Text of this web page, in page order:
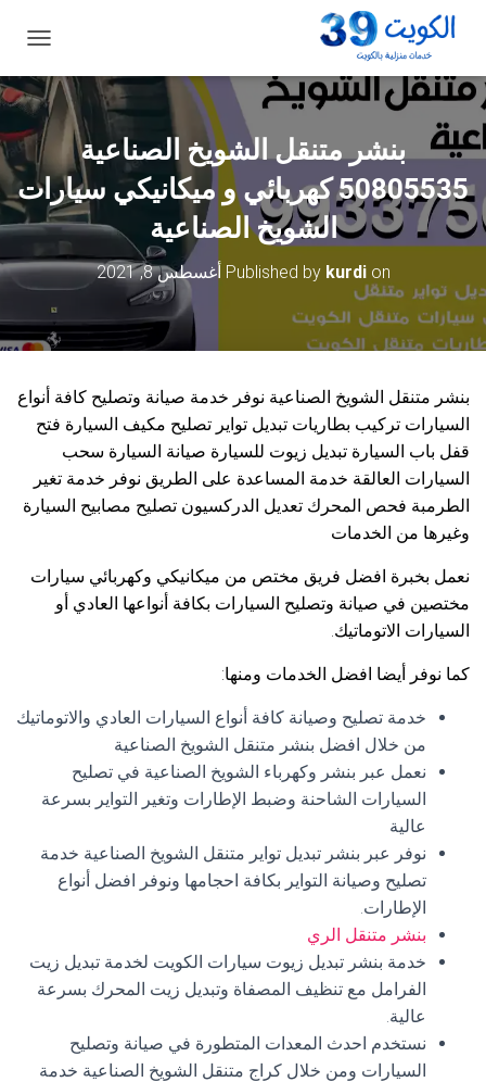
ب
د
ي
ل
ا
ت
ن
ل
بنشر متنقل الشويخ الصناعية
50805535‬ كهربائي و ميكانيكي سيارات
الشويخ الصناعية
Published by kurdion أغسطس 8, 2021
بنشر متنقل الشويخ الصناعية نوفر خدمة صيانة وتصليح كافة أنواع
السيارات تركيب بطاريات تبديل تواير تصليح مكيف السيارة فتح
قفل باب السيارة تبديل زيوت للسيارة صيانة السيارة سحب
السيارات العالقة خدمة المساعدة على الطريق نوفر خدمة تغير
الطرمبة فحص المحرك تعديل الدركسيون تصليح مصابيح السيارة
وغيرها من الخدمات
نعمل بخبرة افضل فريق مختص من ميكانيكي وكهربائي سيارات
مختصين في صيانة وتصليح السيارات بكافة أنواعها العادي أو
السيارات الاتوماتيك.
كما نوفر أيضا افضل الخدمات ومنها:
خدمة تصليح وصيانة كافة أنواع السيارات العادي والاتوماتيك
من خلال افضل بنشر متنقل الشويخ الصناعية
نعمل عبر بنشر وكهرباء الشويخ الصناعية في تصليح
السيارات الشاحنة وضبط الإطارات وتغير التواير بسرعة
عالية
نوفر عبر بنشر تبديل تواير متنقل الشويخ الصناعية خدمة
تصليح وصيانة التواير بكافة احجامها ونوفر افضل أنواع
الإطارات.
بنشر متنقل الري
خدمة بنشر تبديل زيوت سيارات الكويت لخدمة تبديل زيت
الفرامل مع تنظيف المصفاة وتبديل زيت المحرك بسرعة
عالية.
نستخدم احدث المعدات المتطورة في صيانة وتصليح
السيارات ومن خلال كراج متنقل الشويخ الصناعية خدمة